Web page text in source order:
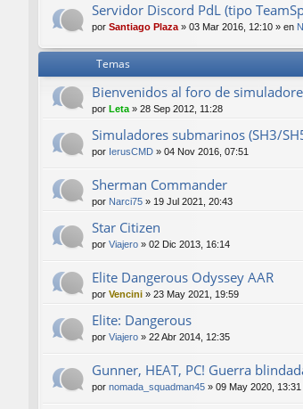
Servidor Discord PdL (tipo
por Santiago Plaza» 03 Mar 2016, 12:10 » en
Temas
Bienvenidos al foro de
por Leta » 28 Sep 2012, 11:28
Simuladores submarinos (SH3/
por IerusCMD » 04 Nov 2016, 07:51
Sherman Commander
por Narci75 » 19 Jul 2021, 20:43
Star Citizen
por Viajero » 02 Dic 2013, 16:14
Elite Dangerous Odyssey AAR
por Vencini » 23 May 2021, 19:59
Elite: Dangerous
por Viajero » 22 Abr 2014, 12:35
Gunner, HEAT, PC! Guerra
por nomada_squadman45 » 09 May 2020, 13:31